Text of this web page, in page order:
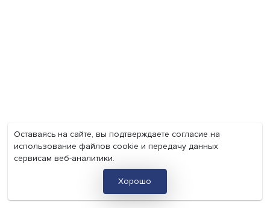
Индивидуальные и культурные ценности: в ЦенСИБ
завершилась летняя школа